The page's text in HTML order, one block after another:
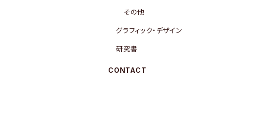
その他
グラフィック・デザイン
研究書
CONTACT